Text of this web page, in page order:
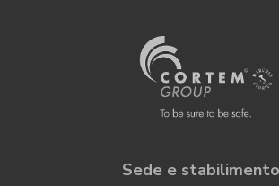
Sede e stabilimento